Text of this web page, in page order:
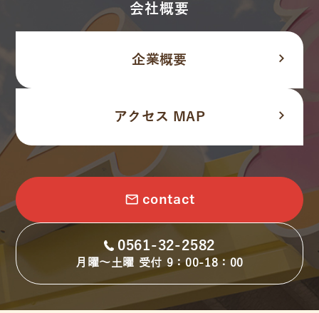
会社概要
企業概要 navigate_next
アクセス MAP navigate_next
0561-32-2582
月曜～土曜 受付 9：00-18：00
email contact